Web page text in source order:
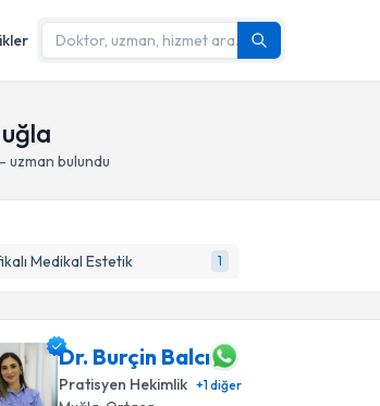
bulundu
Medikal Estetik 1
Dr. Burçin Balcı
Pratisyen Hekimlik +1diğer